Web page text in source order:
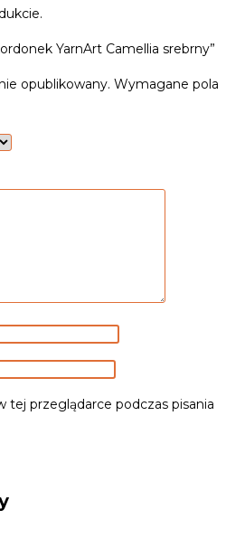
YarnArt Camellia srebrny”
opublikowany. Wymagane pola
tej przeglądarce podczas pisania